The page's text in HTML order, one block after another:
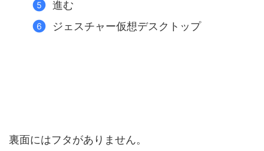
進む
ジェスチャー仮想デスクトップ
裏面にはフタがありません。